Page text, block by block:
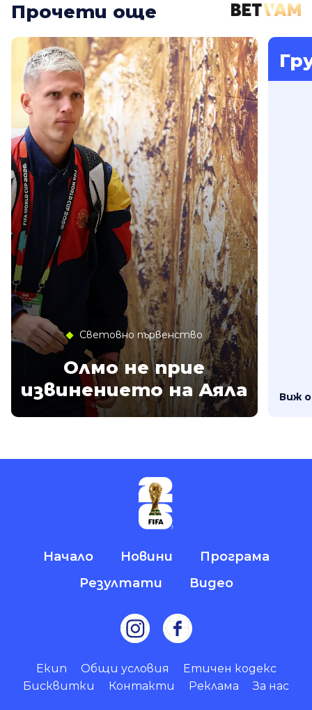
Прочети още
Световно първенство
Олмо не прие
извинението на Аяла
Виж
Начало Новини
Програма
Резултати
Видео
Екип Общи условия
Етичен кодекс
Бисквитки
Контакти Реклама За нас